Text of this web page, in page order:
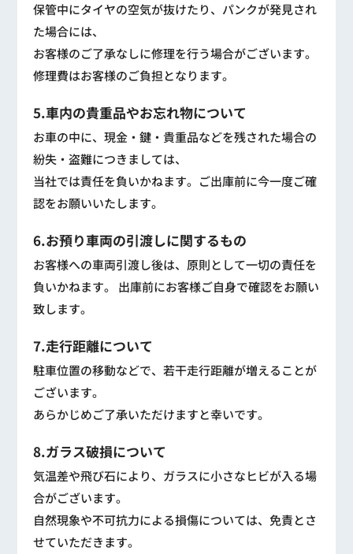
保管中にタイヤの空気が抜けたり、パンクが発見され
た場合には、
お客様のご了承なしに修理を行う場合がございます。
修理費はお客様のご負担となります。
5.車内の貴重品やお忘れ物について
お車の中に、現金・鍵・貴重品などを残された場合の
紛失・盗難につきましては、
当社では責任を負いかねます。ご出庫前に今一度ご確
認をお願いいたします。
6.お預り車両の引渡しに関するもの
お客様への車両引渡し後は、原則として一切の責任を
負いかねます。 出庫前にお客様ご自身で確認をお願い
致します。
7.走行距離について
駐車位置の移動などで、若干走行距離が増えることが
ございます。
あらかじめご了承いただけますと幸いです。
8.ガラス破損について
気温差や飛び石により、ガラスに小さなヒビが入る場
合がございます。
自然現象や不可抗力による損傷については、免責とさ
せていただきます。